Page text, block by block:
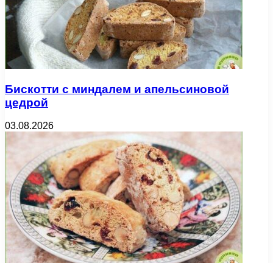
Бискотти с миндалем и апельсиновой
цедрой
03.08.2026